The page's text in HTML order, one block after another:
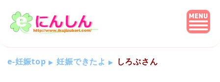
e-妊娠top 妊娠できたよ しろぶさん